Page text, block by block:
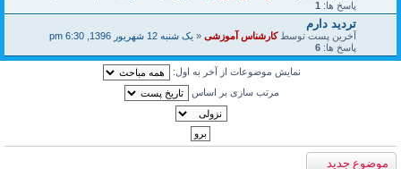
پاسخ ها: 1
تردید دارم
آخرین پست توسطکارشناس آموزشی « یک شنبه 12 شهریور 1396, 6:30 pm
پاسخ ها: 6
نمایش موضوعات از آخر به اول:
مرتب سازی بر اساس
موضوع جدید